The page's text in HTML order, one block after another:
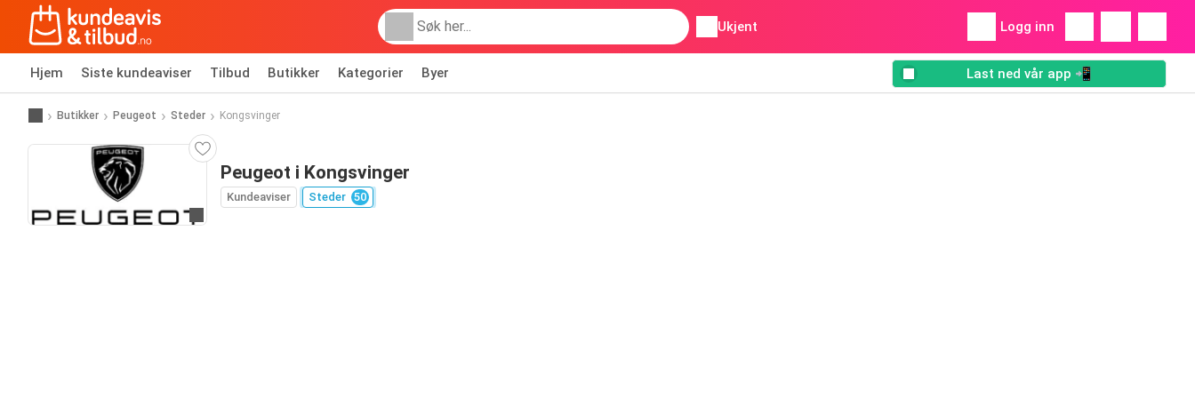
Ukjent Logg inn
Hjem Siste kundeaviser Tilbud Butikker Kategorier Byer Last ned vår app 📲
Butikker Peugeot Steder Kongsvinger
Peugeot i Kongsvinger
Kundeaviser Steder 50